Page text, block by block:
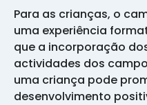
Para as crianças, o
uma experiência
que a incorporação
actividades dos
uma criança pode
desenvolvimento